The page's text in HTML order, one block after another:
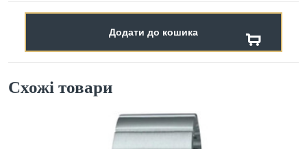
Додати до кошика
Схожі товари